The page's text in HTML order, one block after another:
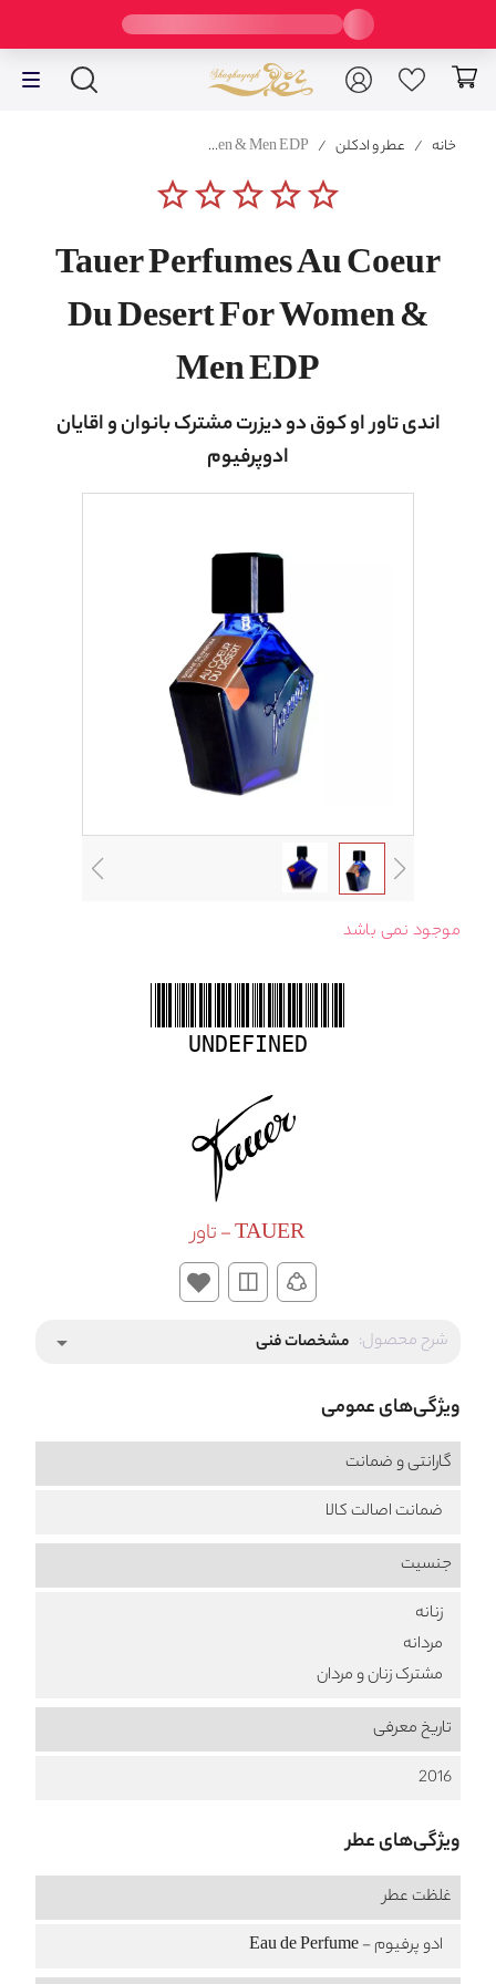
خانه / عطر و ادکلن /
Tauer Perfumes Au Coeur Du Desert For Women & Men EDP
star_borderstar_borderstar_borderstar_borderstar_border
Tauer Perfumes Au Coeur
Du Desert For Women &
Men EDP
اندی تاور او کوق دو دیزرت مشترک بانوان و اقایان
ادوپرفیوم
موجود نمی باشد
UNDEFINED
TAUER - تاور
شرح محصول: مشخصات فنی arrow_drop_down
ویژگی‌های عمومی
گارانتی و ضمانت
ضمانت اصالت کالا
جنسیت
زنانه
مردانه
مشترک زنان و مردان
تاریخ معرفی
2016
ویژگی‌های عطر
غلظت عطر
ادو پرفیوم - Eau de Perfume